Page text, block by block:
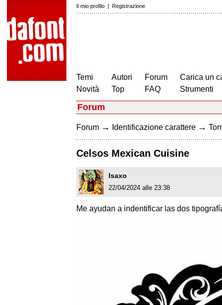
Il mio profilo | Registrazione
Temi
Novità
Autori
Top
Forum
FAQ
Carica un
Strumenti
Forum
Forum → Identificazione carattere →
Celsos Mexican Cuisine
Isaxo
22/04/2024 alle 23:38
Me ayudan a indentificar las dos